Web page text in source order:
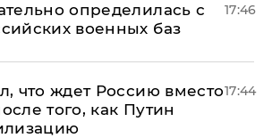
определилась с
военных баз
17:46
что ждет Россию вместо
того, как Путин
17:44